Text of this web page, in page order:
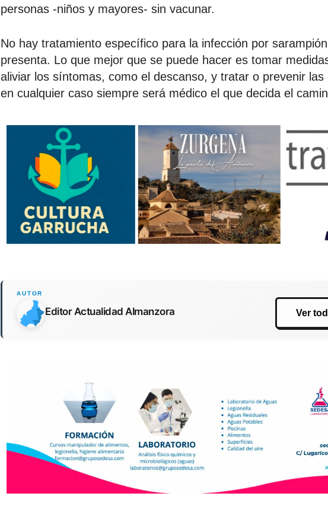
personas -niños y mayores- sin vacunar.
No hay tratamiento específico para la infección por
presenta. Lo que mejor que se puede hacer es tomar
aliviar los síntomas, como el descanso, y tratar o prevenir las
en cualquier caso siempre será médico el que decida el
Editor Actualidad Almanzora Ver